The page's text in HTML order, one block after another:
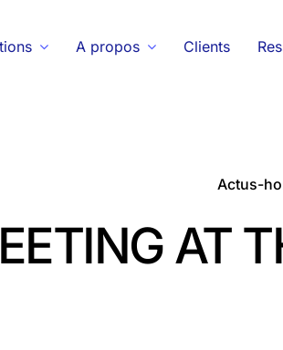
A propos Clients
Actus-
AT